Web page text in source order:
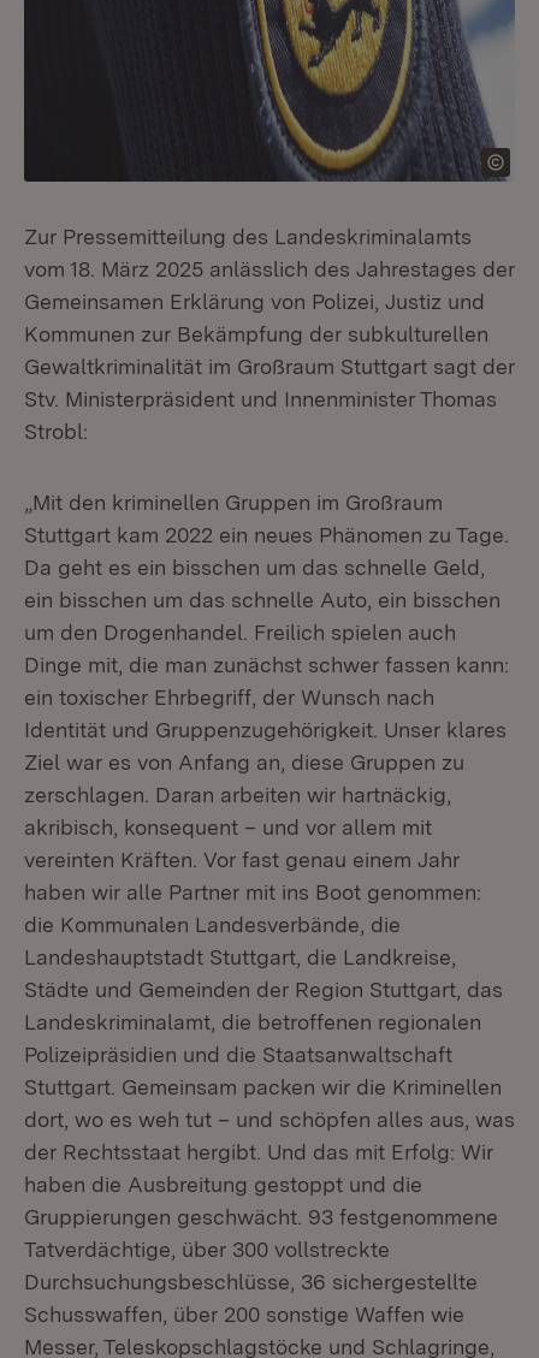
Zur Pressemitteilung des Landeskriminalamts
vom 18. März 2025 anlässlich des Jahrestages der
Gemeinsamen Erklärung von Polizei, Justiz und
Kommunen zur Bekämpfung der subkulturellen
Gewaltkriminalität im Großraum Stuttgart sagt der
Stv. Ministerpräsident und Innenminister Thomas
Strobl:
„Mit den kriminellen Gruppen im Großraum
Stuttgart kam 2022 ein neues Phänomen zu Tage.
Da geht es ein bisschen um das schnelle Geld,
ein bisschen um das schnelle Auto, ein bisschen
um den Drogenhandel. Freilich spielen auch
Dinge mit, die man zunächst schwer fassen kann:
ein toxischer Ehrbegriff, der Wunsch nach
Identität und Gruppenzugehörigkeit. Unser klares
Ziel war es von Anfang an, diese Gruppen zu
zerschlagen. Daran arbeiten wir hartnäckig,
akribisch, konsequent – und vor allem mit
vereinten Kräften. Vor fast genau einem Jahr
haben wir alle Partner mit ins Boot genommen:
die Kommunalen Landesverbände, die
Landeshauptstadt Stuttgart, die Landkreise,
Städte und Gemeinden der Region Stuttgart, das
Landeskriminalamt, die betroffenen regionalen
Polizeipräsidien und die Staatsanwaltschaft
Stuttgart. Gemeinsam packen wir die Kriminellen
dort, wo es weh tut – und schöpfen alles aus, was
der Rechtsstaat hergibt. Und das mit Erfolg: Wir
haben die Ausbreitung gestoppt und die
Gruppierungen geschwächt. 93 festgenommene
Tatverdächtige, über 300 vollstreckte
Durchsuchungsbeschlüsse, 36 sichergestellte
Schusswaffen, über 200 sonstige Waffen wie
Messer, Teleskopschlagstöcke und Schlagringe,